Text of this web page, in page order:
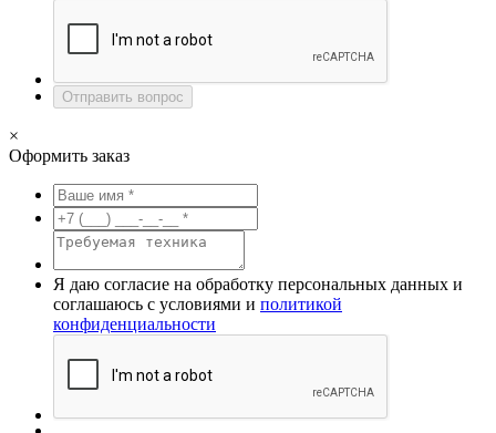
Отправить вопрос
×
Оформить заказ
Я даю согласие на обработку персональных данных и
соглашаюсь с условиями и политикой
конфиденциальности